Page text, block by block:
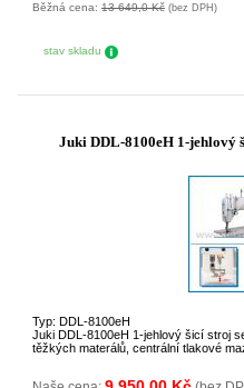
Běžná cena: 13 649,0 Kč (bez DPH)
stav skladu
Juki DDL-8100eH 1-jehlový
Typ: DDL-8100eH
Juki DDL-8100eH 1-jehlový šicí stroj
těžkých materálů, centrální tlakové